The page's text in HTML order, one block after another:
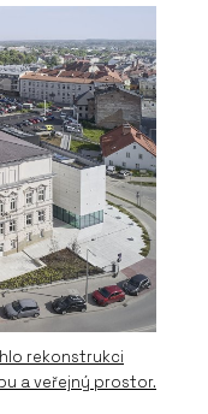
rekonstrukci
a veřejný prostor.